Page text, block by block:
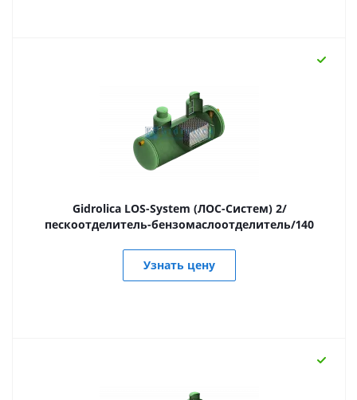
Gidrolica LOS-System (ЛОС-Систем) 2/
пескоотделитель-бензомаслоотделитель/140
Узнать цену